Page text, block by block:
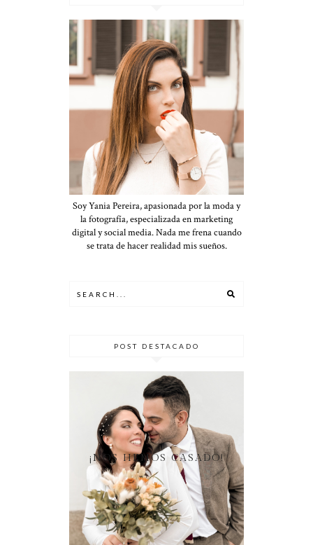
Soy Yania Pereira, apasionada por la moda y
la fotografía, especializada en marketing
digital y social media. Nada me frena cuando
se trata de hacer realidad mis sueños.
POST DESTACADO
¡NOS HEMOS CASADO!